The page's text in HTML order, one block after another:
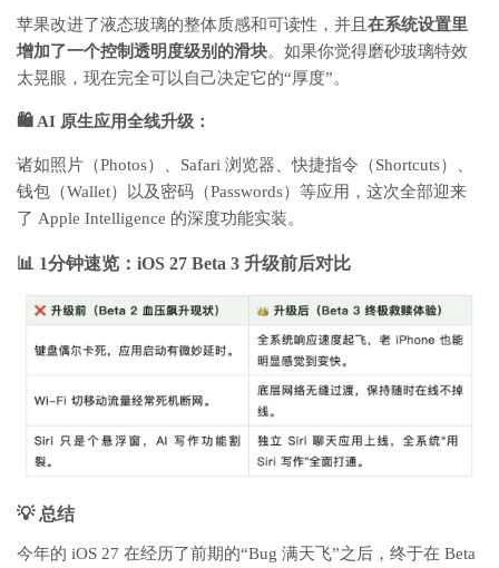
苹果改进了液态玻璃的整体质感和可读性，并且 在系统设置里
增加了一个控制透明度级别的滑块。如果你觉得磨砂玻璃特效
太晃眼，现在完全可以自己决定它的“厚度”。
🛍️ AI 原生应用全线升级：
诸如照片（Photos）、Safari 浏览器、快捷指令（Shortcuts）、
钱包（Wallet）以及密码（Passwords）等应用，这次全部迎来
了 Apple Intelligence 的深度功能实装。
📊 1分钟速览：iOS 27 Beta 3 升级前后对比
💡 总结
今年的 iOS 27 在经历了前期的“Bug 满天飞”之后，终于在 Beta